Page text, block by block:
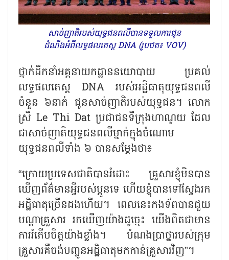
សាច់ញាតិរបស់យុទ្ធជនពលីបានទទួលការជូន
ដំណឹងអំពីលទ្ធផលតេស្ត DNA (រូបថត៖ VOV)
ថ្នាក់ដឹកនាំអគ្គនាយកដ្ឋាននយោបាយ ប្រគល់
លទ្ធផលតេស្ត DNA របស់អដ្ឋិធាតុយុទ្ធជនពលី
ចំនួន ៦នាក់ ជូនសាច់ញាតិរបស់យុទ្ធជន។ លោក
ស្រី Le Thi Dat ប្រជាជនទីក្រុងហាណូយ ដែល
ជាសាច់ញាតិយុទ្ធជនពលីម្នាក់ក្នុងចំណោម
យុទ្ធជនពលីទាំង ៦ បានសម្តែងថា៖
“ក្រោយប្រទេសជាតិបានរំដោះ គ្រួសារខ្ញុំមិនបាន
ឃើញព័ត៌មានអ្វីរបស់ប្អូនទេ ហើយខ្ញុំបានទៅស្វែងរក
អដ្ឋិធាតុច្រើនដងហើយ។ ពេលនេះកងទ័ពបានជួយ
បណ្តាគ្រួសារ រកឃើញយ៉ាងដូច្នេះ យើងពិតជាមាន
ការរំភើបចិត្តយ៉ាងខ្លាំង។ បំណងប្រាថ្នារបស់ក្រុម
គ្រួសារគឺចង់បញ្ចូនអដ្ឋិធាតុមកកាន់គ្រួសារវិញ”។